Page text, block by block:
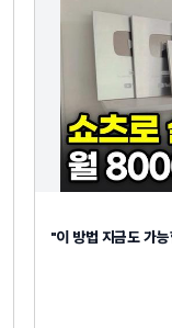
"이 방법 지금도 가